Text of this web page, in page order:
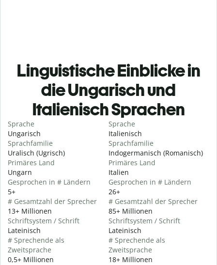
Linguistische Einblicke in
die Ungarisch und
Italienisch Sprachen
Sprache
Ungarisch
Sprachfamilie
Uralisch (Ugrisch)
Primäres Land
Ungarn
Gesprochen in # Ländern
5+
# Gesamtzahl der Sprecher
13+ Millionen
Schriftsystem / Schrift
Lateinisch
# Sprechende als
Zweitsprache
0,5+ Millionen
Sprache
Italienisch
Sprachfamilie
Indogermanisch (Romanisch)
Primäres Land
Italien
Gesprochen in # Ländern
26+
# Gesamtzahl der Sprecher
85+ Millionen
Schriftsystem / Schrift
Lateinisch
# Sprechende als
Zweitsprache
18+ Millionen